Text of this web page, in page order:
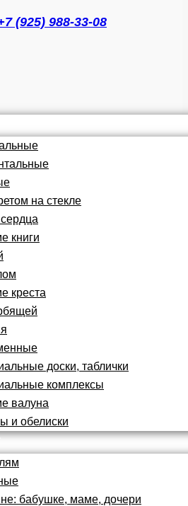
(925) 988-33-08
на стекле
книги
креста
доски, таблички
комплексы
валуна
и обелиски
бабушке, маме, дочери